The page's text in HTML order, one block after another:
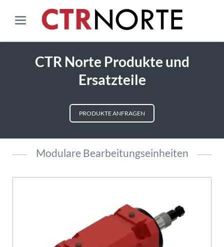
CTR Norte Produkte und
Ersatzteile
PRODUKTE ANFRAGEN
Modulare Bearbeitungseinheiten